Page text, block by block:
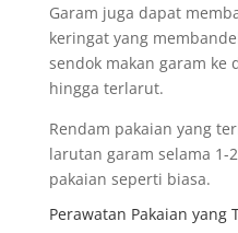
Garam juga dapat
keringat yang
sendok makan garam ke
hingga terlarut.
Rendam pakaian yang
larutan garam selama 1-
pakaian seperti biasa.
Perawatan Pakaian yang